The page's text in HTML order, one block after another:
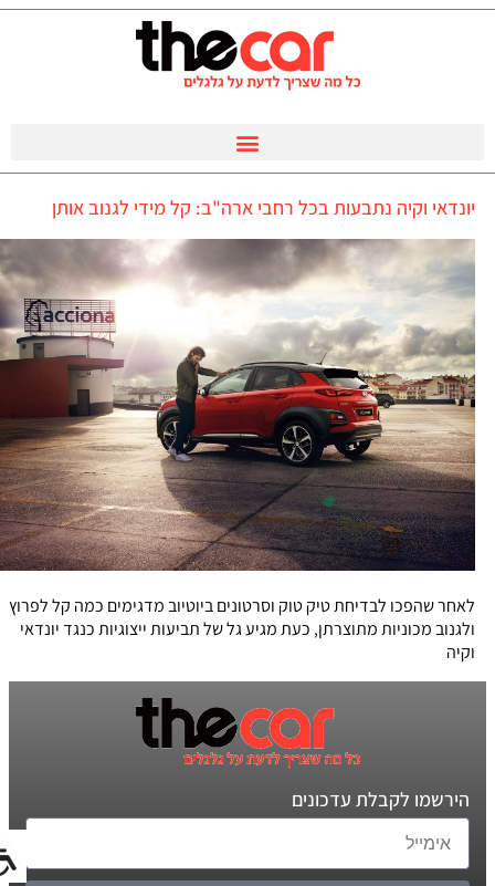
יונדאי וקיה נתבעות בכל רחבי ארה"ב: קל מידי לגנוב אותן
לאחר שהפכו לבדיחת טיק טוק וסרטונים ביוטיוב מדגימים כמה קל לפרוץ
ולגנוב מכוניות מתוצרתן, כעת מגיע גל של תביעות ייצוגיות כנגד יונדאי
וקיה
הירשמו לקבלת עדכונים